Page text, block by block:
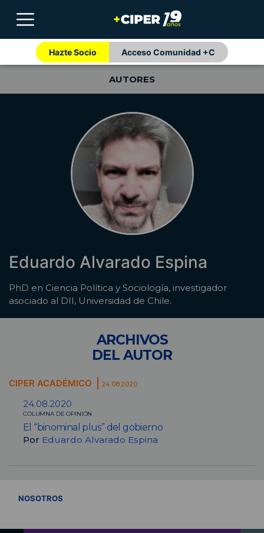
Hazte Socio Acceso Comunidad +C
AUTORES
Eduardo Alvarado Espina
PhD en Ciencia Política y Sociología, investigador
asociado al DII, Universidad de Chile.
ARCHIVOS
DEL AUTOR
CIPER ACADÉMICO 24.08.2020
24.08.2020
COLUMNA DE OPINIÓN
El “binominal plus” del gobierno
Por Eduardo Alvarado Espina
NOSOTROS